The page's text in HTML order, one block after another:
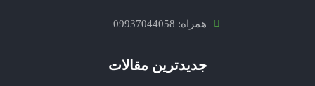
همراه: 09937044058
جدیدترین مقالات